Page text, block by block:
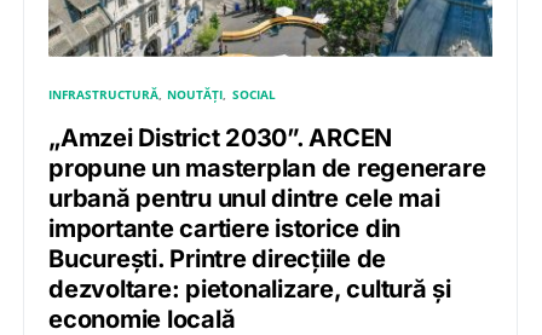
INFRASTRUCTURĂ NOUTĂȚI SOCIAL
„Amzei District 2030”. ARCEN
propune un masterplan de regenerare
urbană pentru unul dintre cele mai
importante cartiere istorice din
București. Printre direcțiile de
dezvoltare: pietonalizare, cultură și
economie locală